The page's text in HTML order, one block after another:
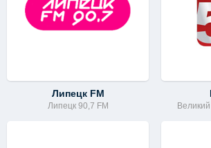
Липецк FM
Липецк 90,7 FM